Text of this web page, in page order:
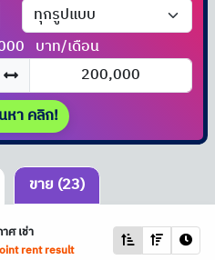
บาท/เดือน
หา คลิก!
ขาย (23)
ศ เช่า
rent result